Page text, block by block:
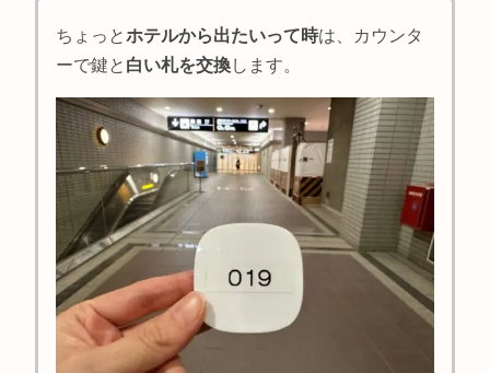
ちょっとホテルから出たいって時は、カウンタ
ーで鍵と 白い札を交換します。